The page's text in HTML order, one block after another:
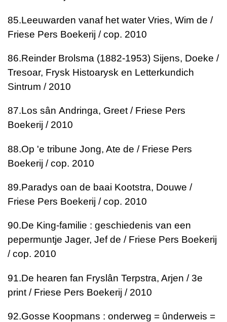
85.Leeuwarden vanaf het water Vries, Wim de /
Friese Pers Boekerij / cop. 2010
86.Reinder Brolsma (1882-1953) Sijens, Doeke /
Tresoar, Frysk Histoarysk en Letterkundich
Sintrum / 2010
87.Los sân Andringa, Greet / Friese Pers
Boekerij / 2010
88.Op 'e tribune Jong, Ate de / Friese Pers
Boekerij / cop. 2010
89.Paradys oan de baai Kootstra, Douwe /
Friese Pers Boekerij / cop. 2010
90.De King-familie : geschiedenis van een
pepermuntje Jager, Jef de / Friese Pers Boekerij
/ cop. 2010
91.De hearen fan Fryslân Terpstra, Arjen / 3e
print / Friese Pers Boekerij / 2010
92.Gosse Koopmans : onderweg = ûnderweis =